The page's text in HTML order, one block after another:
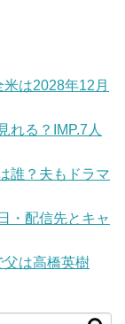
は2028年12月
れる？IMP.7人
誰？夫もドラマ
・配信先とキャ
父は高橋英樹